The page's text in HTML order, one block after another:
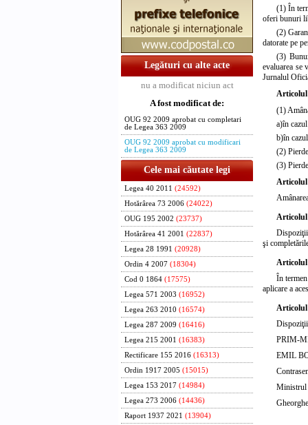
Legături cu alte acte
nu a modificat niciun act
A fost modificat de:
OUG 92 2009 aprobat cu completari
de Legea 363 2009
OUG 92 2009 aprobat cu modificari
de Legea 363 2009
Cele mai căutate legi
Legea 40 2011 (24592)
Hotărârea 73 2006 (24022)
OUG 195 2002 (23737)
Hotărârea 41 2001 (22837)
Legea 28 1991 (20928)
Ordin 4 2007 (18304)
Cod 0 1864 (17575)
Legea 571 2003 (16952)
Legea 263 2010 (16574)
Legea 287 2009 (16416)
Legea 215 2001 (16383)
Rectificare 155 2016 (16313)
Ordin 1917 2005 (15015)
Legea 153 2017 (14984)
Legea 273 2006 (14436)
Raport 1937 2021 (13904)
(1) În
oferi bunuri
(2)
datorate pe
(3)
evaluarea se
Jurnalul
Articolul
(1)
a)în
b)în
(2)
(3)
Articolul
Articolul
şi
Articolul
În
aplicare a
Articolul
PRIM-
EMIL
Ministrul